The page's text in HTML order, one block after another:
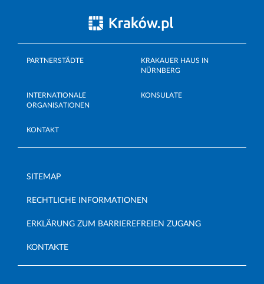
PARTNERSTÄDTE
KRAKAUER HAUS IN
NÜRNBERG
INTERNATIONALE
ORGANISATIONEN
KONSULATE
KONTAKT
SITEMAP
RECHTLICHE INFORMATIONEN
ERKLÄRUNG ZUM BARRIEREFREIEN ZUGANG
KONTAKTE